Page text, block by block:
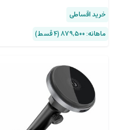
خرید اقساطی
ماهانه: 879,500 (۴ قسط)